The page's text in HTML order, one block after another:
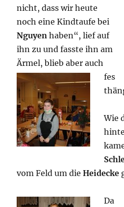
nicht, dass wir heute
noch eine Kindtaufe bei
Nguyenhaben“, lief auf
ihn zu und fasste ihn am
Ärmel,blieb aber auch
fes
Wie
vom Feld um die Heidecke
Da